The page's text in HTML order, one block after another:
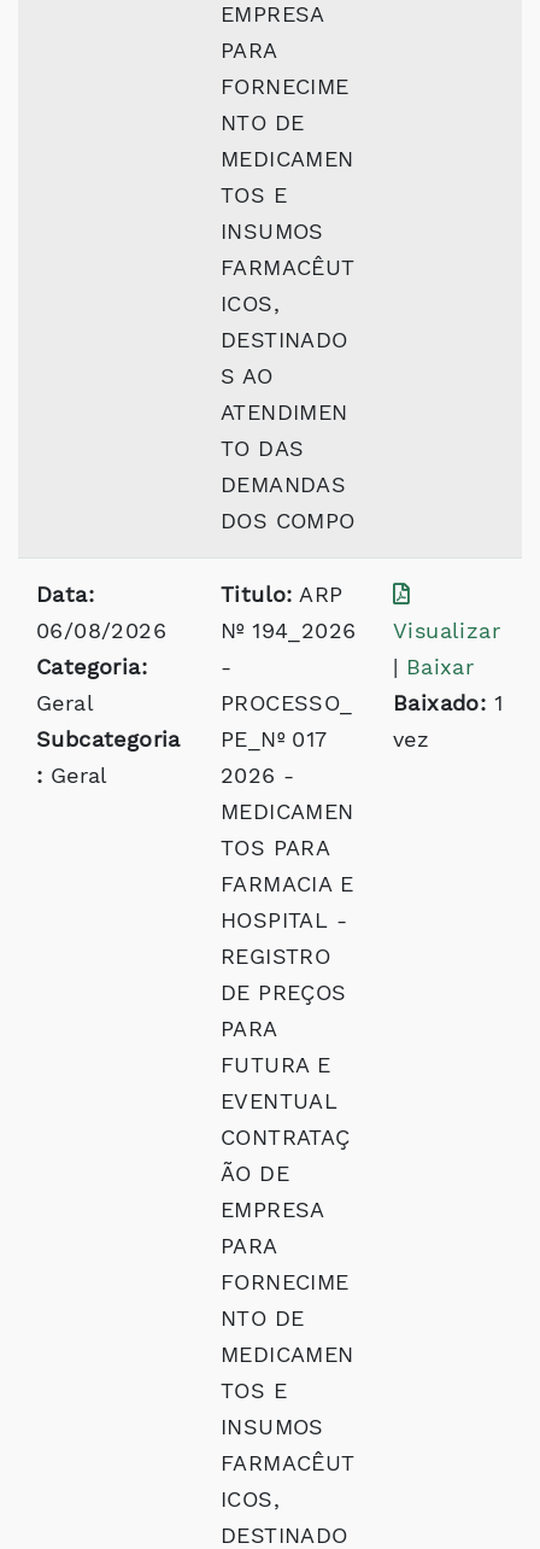
EMPRESA
PARA
FORNECIME
NTO DE
MEDICAMEN
TOS E
INSUMOS
FARMACÊUT
ICOS,
DESTINADO
S AO
ATENDIMEN
TO DAS
DEMANDAS
DOS COMPO
Data:
06/08/2026
Categoria:
Geral
Subcategoria
: Geral
Titulo: ARP
Nº 194_2026
-
PROCESSO_
PE_Nº 017
2026 -
MEDICAMEN
TOS PARA
FARMACIA E
HOSPITAL -
REGISTRO
DE PREÇOS
PARA
FUTURA E
EVENTUAL
CONTRATAÇ
ÃO DE
EMPRESA
PARA
FORNECIME
NTO DE
MEDICAMEN
TOS E
INSUMOS
FARMACÊUT
ICOS,
DESTINADO
Visualizar
| Baixar
Baixado: 1
vez